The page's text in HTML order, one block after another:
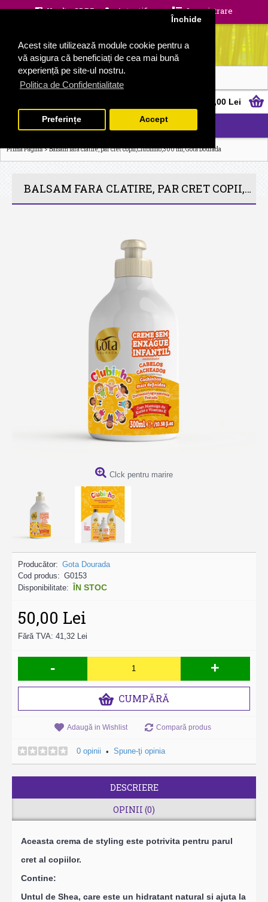
Acest site utilizează module cookie pentru a
vă asigura că beneficiați de cea mai bună
experiență pe site-ul nostru.
Politica de Confidentialitate
Închide
Preferințe Accept
Unelte GDPR Autentificare Inregistrare
0 produs(e) - 0,00 Lei
CATEGORII
Prima Pagină>Balsam fara clatire, par cret copii,Clubinho,300 ml, Gota Dourada
BALSAM FARA CLATIRE, PAR CRET COPII,CLUBINHO,300 ML, GOTA DOURADA
Clck pentru marire
Producător: Gota Dourada
Cod produs: G0153
Disponibilitate: ÎN STOC
50,00 Lei
Fără TVA: 41,32 Lei
- +
CUMPĂRĂ
Adaugă in Wishlist Compară produs
0 opinii • Spune-ţi opinia
DESCRIERE
OPINII (0)
Aceasta crema de styling este potrivita pentru parul
cret al copiilor.
Contine:
Untul de Shea, care este un hidratant natural si ajuta la